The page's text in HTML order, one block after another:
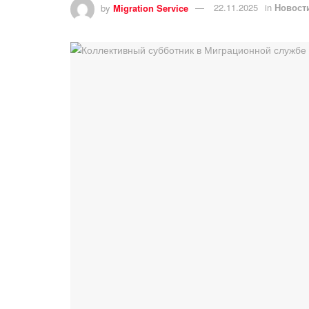
by Migration Service 22.11.2025 in